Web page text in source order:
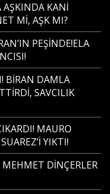
AŞKINDA KANİ
Mİ, AŞK MI?
PEŞİNDE!ELA
BİRAN DAMLA
SAVCILIK
MAURO
YIKTI!
MEHMET DİNÇERLER